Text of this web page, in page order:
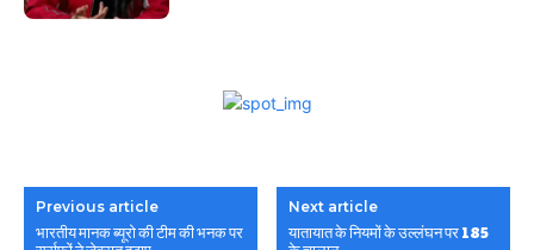
Previous article
भारतीय मानक ब्यूरो की टीम की भनक पर
Next article
यातायात के नियमों के उल्लंघन पर 185